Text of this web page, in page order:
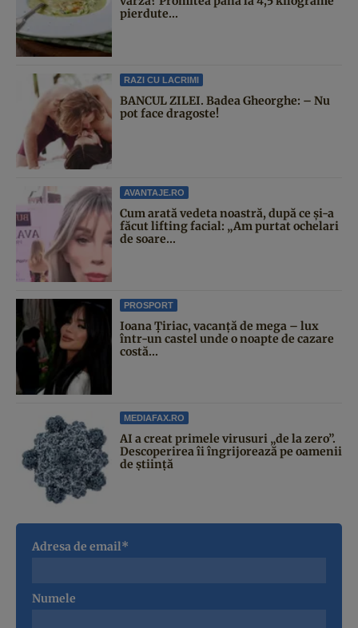
pierdute...
RAZI CU LACRIMI
BANCUL ZILEI. Badea Gheorghe: – Nu
pot face dragoste!
AVANTAJE.RO
Cum arată vedeta noastră, după ce și-a
făcut lifting facial: „Am purtat ochelari
de soare...
PROSPORT
Ioana Țiriac, vacanță de mega – lux
într-un castel unde o noapte de cazare
costă...
MEDIAFAX.RO
AI a creat primele virusuri „de la zero”.
Descoperirea îi îngrijorează pe oamenii
de știință
Adresa de email*
Numele